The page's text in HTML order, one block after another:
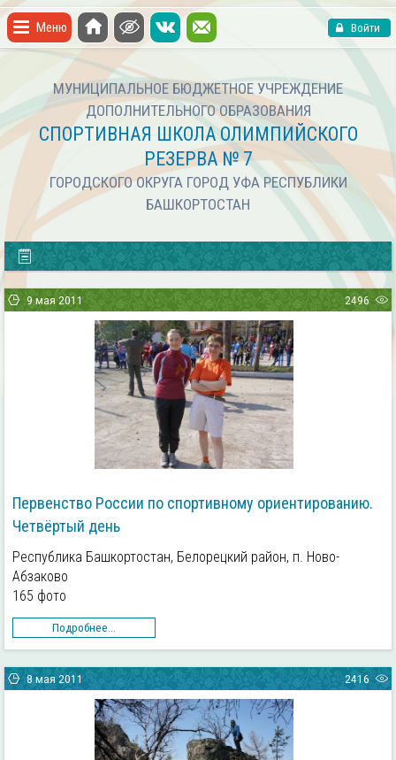
Меню Войти
МУНИЦИПАЛЬНОЕ БЮДЖЕТНОЕ УЧРЕЖДЕНИЕ
ДОПОЛНИТЕЛЬНОГО ОБРАЗОВАНИЯ
СПОРТИВНАЯ ШКОЛА ОЛИМПИЙСКОГО
РЕЗЕРВА № 7
ГОРОДСКОГО ОКРУГА ГОРОД УФА РЕСПУБЛИКИ
БАШКОРТОСТАН
9 мая 2011 2496
Первенство России по спортивному ориентированию.
Четвёртый день
Республика Башкортостан, Белорецкий район, п. Ново-
Абзаково
165 фото
Подробнее...
8 мая 2011 2416